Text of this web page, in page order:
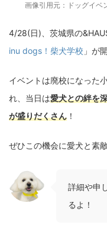
画像引用元： ドッグイベ
4/28(日)、茨城県の
inu dogs！柴犬学校 」が
イベントは廃校になった
れ、当日は愛犬との絆を
が盛りだくさん ！
ぜひこの機会に愛犬と素
詳細や申
るよ！